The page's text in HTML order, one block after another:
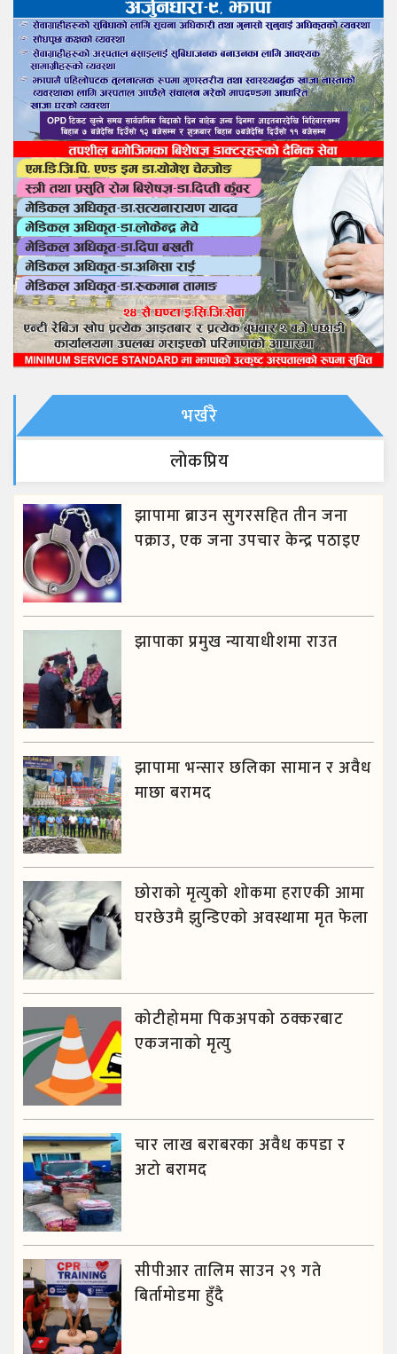
भर्खरै
लाेकप्रिय
झापामा ब्राउन सुगरसहित तीन जना
पक्राउ, एक जना उपचार केन्द्र पठाइए
झापाका प्रमुख न्यायाधीशमा राउत
झापामा भन्सार छलिका सामान र अवैध
माछा बरामद
छोराको मृत्युको शोकमा हराएकी आमा
घरछेउमै झुन्डिएको अवस्थामा मृत फेला
कोटीहोममा पिकअपको ठक्करबाट
एकजनाको मृत्यु
चार लाख बराबरका अवैध कपडा र
अटो बरामद
सीपीआर तालिम साउन २९ गते
बिर्तामोडमा हुँदै